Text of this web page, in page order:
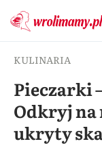
KULINARIA
Pieczarki
Odkryj na
ukryty